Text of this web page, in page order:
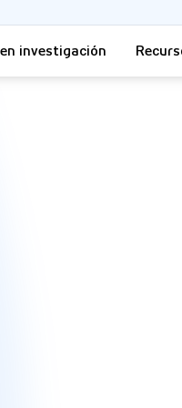
investigación